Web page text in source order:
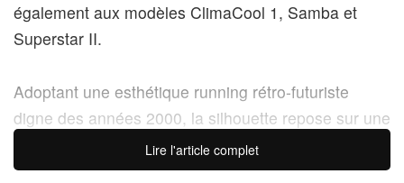
également aux modèles ClimaCool 1 , Samba et
Superstar II.
Adoptant une esthétique running rétro-futuriste
digne des années 2000, la silhouette repose sur une
empeigne en mesh rouge vibrant, rehaussée
d’empiècements rouges métallisés et d’accents
Lire l'article complet